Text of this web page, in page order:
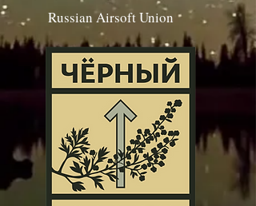
Russian Airsoft Union
Connected Teams